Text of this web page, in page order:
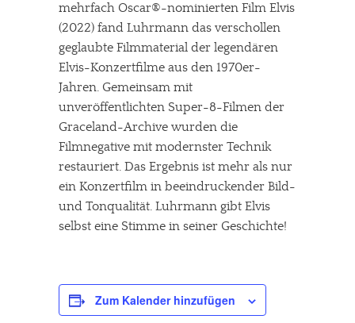
mehrfach Oscar®-nominierten Film Elvis
(2022) fand Luhrmann das verschollen
geglaubte Filmmaterial der legendären
Elvis-Konzertfilme aus den 1970er-
Jahren. Gemeinsam mit
unveröffentlichten Super-8-Filmen der
Graceland-Archive wurden die
Filmnegative mit modernster Technik
restauriert. Das Ergebnis ist mehr als nur
ein Konzertfilm in beeindruckender Bild-
und Tonqualität. Luhrmann gibt Elvis
selbst eine Stimme in seiner Geschichte!
Zum Kalender hinzufügen